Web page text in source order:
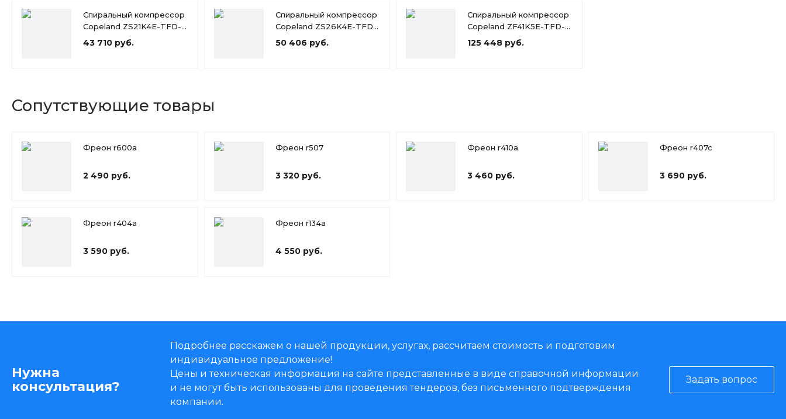
Спиральный компрессор
Copeland ZS21K4E-TFD-
551
43 710 руб.
Спиральный компрессор
Copeland ZS26K4E-TFD-
551
50 406 руб.
Спиральный компрессор
Copeland ZF41K5E-TFD-
567
125 448 руб.
Сопутствующие товары
Фреон r600a
2 490 руб.
Фреон r507
3 320 руб.
Фреон r410a
3 460 руб.
Фреон r407c
3 690 руб.
Фреон r404a
3 590 руб.
Фреон r134a
4 550 руб.
Нужна
консультация?
Подробнее расскажем о нашей продукции, услугах, рассчитаем стоимость и подготовим
индивидуальное предложение!
Цены и техническая информация на сайте представленные в виде справочной информации
и не могут быть использованы для проведения тендеров, без письменного подтверждения
компании.
Задать вопрос